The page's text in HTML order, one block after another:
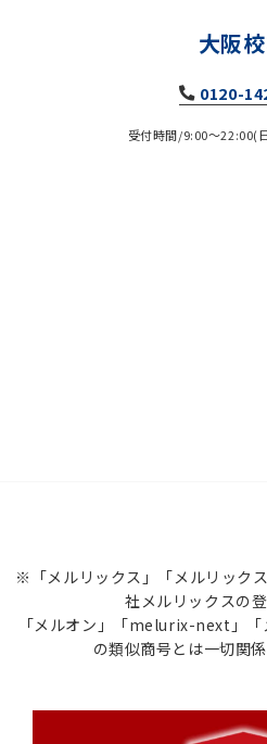
大阪校
0120-
受付時間/9:00～22:00(
※「メルリックス」「メルリック
社メルリックスの登
「メルオン」「melurix-next」
の類似商号とは一切関